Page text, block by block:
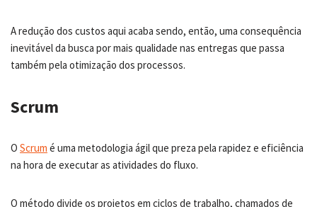
A redução dos custos aqui acaba sendo, então, uma consequência
inevitável da busca por mais qualidade nas entregas que passa
também pela otimização dos processos.
Scrum
O Scrum é uma metodologia ágil que preza pela rapidez e eficiência
na hora de executar as atividades do fluxo.
O método divide os projetos em ciclos de trabalho, chamados de